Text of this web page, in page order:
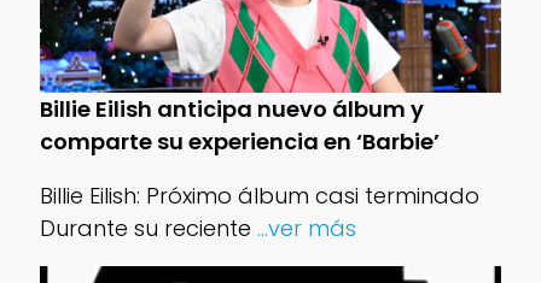
Billie Eilish anticipa nuevo álbum y
comparte su experiencia en ‘Barbie’
Billie Eilish: Próximo álbum casi terminado
Durante su reciente ...ver más